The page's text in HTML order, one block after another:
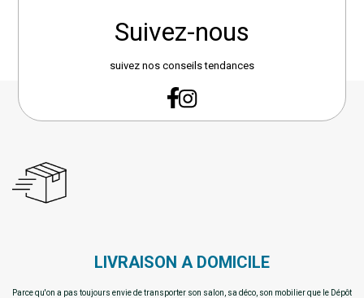
Suivez-nous
suivez nos conseils tendances
LIVRAISON A DOMICILE
Parce qu'on a pas toujours envie de transporter son salon, sa déco, son mobilier que le Dépôt